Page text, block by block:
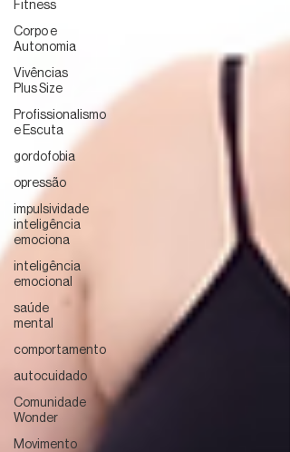
Fitness
Corpo e
Autonomia
Vivências
Plus Size
Profissionalismo
e Escuta
gordofobia
opressão
impulsividade
inteligência
emociona
inteligência
emocional
saúde
mental
comportamento
autocuidado
Comunidade
Wonder
Movimento